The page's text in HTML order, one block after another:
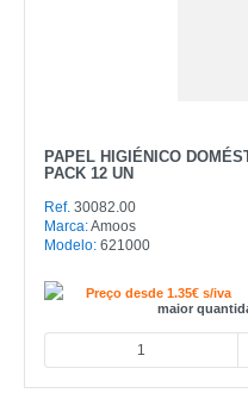
PAPEL HIGIÉNICO
PACK 12 UN
Ref. 30082.00
Marca:Amoos
Modelo: 621000
Preço desde 1.35€ s/iva
maior